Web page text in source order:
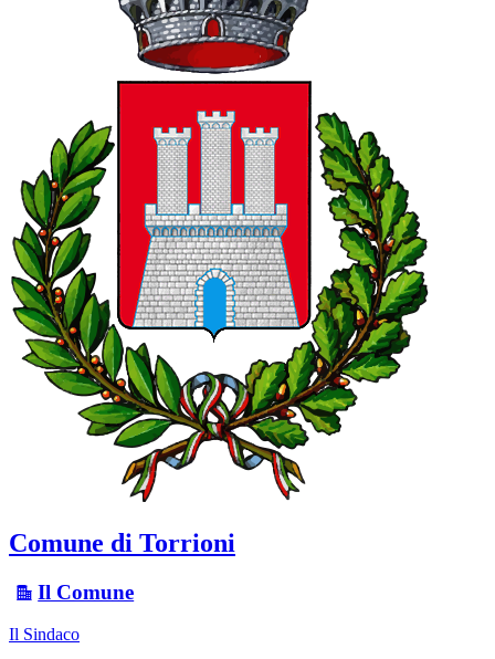
Comune di Torrioni
Il Comune
Il Sindaco